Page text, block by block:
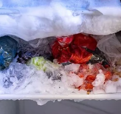
donc un sérieux candidat
et pourrait créer la
ou une place dans le trio de
du Bruit d’écurie
(10)
avec seulement